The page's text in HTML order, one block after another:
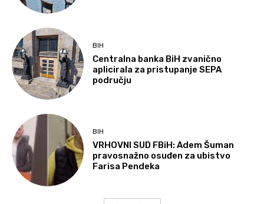
BIH
Centralna banka BiH zvanično
aplicirala za pristupanje SEPA
području
BIH
VRHOVNI SUD FBiH: Adem Šuman
pravosnažno osuđen za ubistvo
Farisa Pendeka